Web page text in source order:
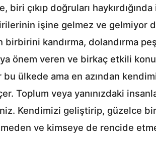
biri çıkıp doğruları
işine gelmez ve
kandırma, dolandırma
önem veren ve birkaç etkili
ülkede ama en azından
Toplum veya yanınızdaki
Kendimizi geliştirip, güzelce
ve kimseye de rencide